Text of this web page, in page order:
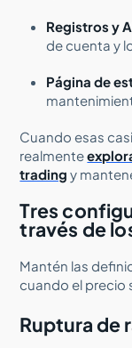
Registros y
de cuenta y
Página de
Cuando esas
realmente
trading y
Tres
través de
Mantén las
cuando el precio
Ruptura de